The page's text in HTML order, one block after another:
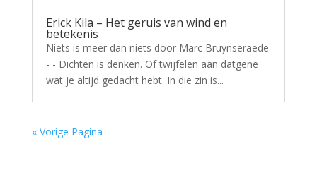
Erick Kila – Het geruis van wind en
betekenis
Niets is meer dan niets door Marc Bruynseraede
- - Dichten is denken. Of twijfelen aan datgene
wat je altijd gedacht hebt. In die zin is...
« Vorige Pagina